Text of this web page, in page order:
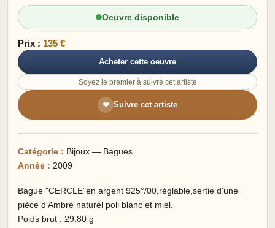
Oeuvre disponible
Prix : 135 €
Acheter cette oeuvre
Soyez le premier à suivre cet artiste
❤ Suivre cet artiste
Catégorie : Bijoux — Bagues
Année : 2009
Bague "CERCLE"en argent 925°/00,réglable,sertie d'une
pièce d'Ambre naturel poli blanc et miel.
Poids brut : 29.80 g